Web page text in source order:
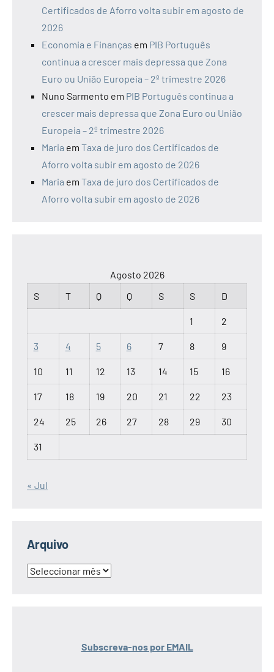
Certificados de Aforro volta subir em agosto de
2026
Economia e Finanças em PIB Português
continua a crescer mais depressa que Zona
Euro ou União Europeia – 2º trimestre 2026
Nuno Sarmento em PIB Português continua a
crescer mais depressa que Zona Euro ou União
Europeia – 2º trimestre 2026
Maria em Taxa de juro dos Certificados de
Aforro volta subir em agosto de 2026
Maria em Taxa de juro dos Certificados de
Aforro volta subir em agosto de 2026
Agosto 2026
S
T Q Q S S D
1 2
3 4 5 6 7 8 9
10 11 12 13 14 15 16
17 18 19 20 21 22 23
24 25 26 27 28 29 30
31
« Jul
Arquivo
Arquivo
Subscreva-nos por EMAIL